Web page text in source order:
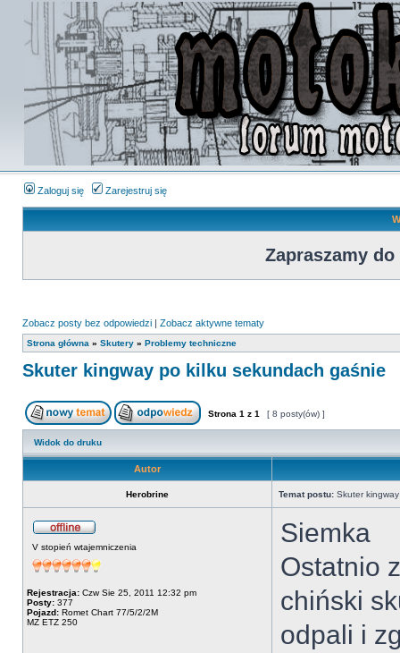
Zaloguj się Zarejestruj się
Zapraszamy do
Zobacz posty bez odpowiedzi | Zobacz aktywne tematy
Strona główna » Skutery » Problemy techniczne
Skuter kingway po kilku sekundach gaśnie
Strona 1 z 1 [ 8 posty(ów) ]
Widok do druku
Autor
Herobrine Temat postu: Skuter
V stopień wtajemniczenia
Rejestracja: Czw Sie 25, 2011 12:32 pm
Posty: 377
Pojazd: Romet Chart 77/5/2/2M
MZ ETZ 250
Siemka
Ostatnio
chiński
odpali i